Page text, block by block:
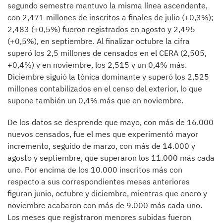
segundo semestre mantuvo la misma línea ascendente,
con 2,471 millones de inscritos a finales de julio (+0,3%);
2,483 (+0,5%) fueron registrados en agosto y 2,495
(+0,5%), en septiembre. Al finalizar octubre la cifra
superó los 2,5 millones de censados en el CERA (2,505,
+0,4%) y en noviembre, los 2,515 y un 0,4% más.
Diciembre siguió la tónica dominante y superó los 2,525
millones contabilizados en el censo del exterior, lo que
supone también un 0,4% más que en noviembre.
De los datos se desprende que mayo, con más de 16.000
nuevos censados, fue el mes que experimentó mayor
incremento, seguido de marzo, con más de 14.000 y
agosto y septiembre, que superaron los 11.000 más cada
uno. Por encima de los 10.000 inscritos más con
respecto a sus correspondientes meses anteriores
figuran junio, octubre y diciembre, mientras que enero y
noviembre acabaron con más de 9.000 más cada uno.
Los meses que registraron menores subidas fueron